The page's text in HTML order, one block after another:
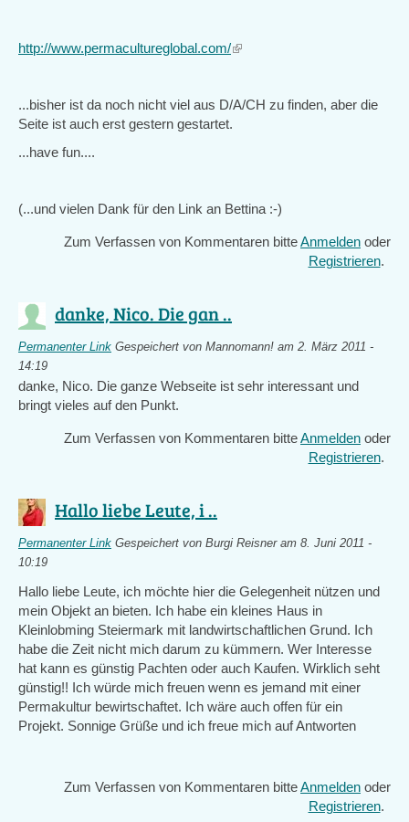
http://www.permacultureglobal.com/(link
...bisher ist da noch nicht viel aus D/A/CH zu finden, aber die
Seite ist auch erst gestern gestartet.
...have fun....
(...und vielen Dank für den Link an Bettina :-)
Zum Verfassen von Kommentaren bitteAnmelden oder
Registrieren.
danke, Nico. Die gan ..
Permanenter Link Gespeichert von Mannomann! am 2. März 2011 -
14:19
danke, Nico. Die ganze Webseite ist sehr interessant und
bringt vieles auf den Punkt.
Zum Verfassen von Kommentaren bitteAnmelden oder
Registrieren.
Hallo liebe Leute, i ..
Permanenter Link Gespeichert von Burgi Reisneram 8. Juni 2011 -
10:19
Hallo liebe Leute, ich möchte hier die Gelegenheit nützen und
mein Objekt an bieten. Ich habe ein kleines Haus in
Kleinlobming Steiermark mit landwirtschaftlichen Grund. Ich
habe die Zeit nicht mich darum zu kümmern. Wer Interesse
hat kann es günstig Pachten oder auch Kaufen. Wirklich seht
günstig!! Ich würde mich freuen wenn es jemand mit einer
Permakultur bewirtschaftet. Ich wäre auch offen für ein
Projekt. Sonnige Grüße und ich freue mich auf Antworten
Zum Verfassen von Kommentaren bitteAnmelden oder
Registrieren.